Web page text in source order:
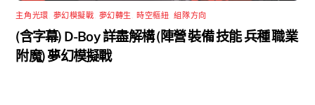
主角光環 夢幻模擬戰 夢幻轉生 時空樞紐 ,組隊方向
(含字幕) D-Boy 詳盡解構 (陣營 裝備 技能 兵種 職業
附魔) 夢幻模擬戰